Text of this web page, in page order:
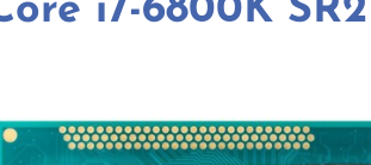
i7-6800K